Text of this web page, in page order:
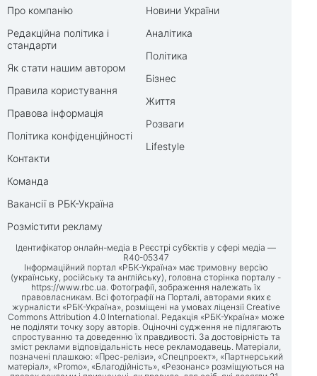
Про компанію
Редакційна політика і
стандарти
Як стати нашим автором
Правила користування
Правова інформація
Політика конфіденційності
Контакти
Команда
Вакансії в РБК-Україна
Розмістити рекламу
Новини України
Аналітика
Політика
Бізнес
Життя
Розваги
Lifestyle
Ідентифікатор онлайн-медіа в Реєстрі суб’єктів у сфері медіа —
R40-05347
Інформаційний портал «РБК-Україна» має тримовну версію
(українську, російську та англійську), головна сторінка порталу -
https://www.rbc.ua. Фотографії, зображення належать їх
правовласникам. Всі фотографії на Порталі, авторами яких є
журналісти «РБК-Україна», розміщені на умовах ліцензії Creative
Commons Attribution 4.0 International. Редакція «РБК-Україна» може
не поділяти точку зору авторів. Оціночні судження не підлягають
спростуванню та доведенню їх правдивості. За достовірність та
зміст реклами відповідальність несе рекламодавець. Матеріали,
позначені плашкою: «Прес-релізи», «Спецпроект», «Партнерський
матеріал», «Promo», «Благодійність», «Резонанс» розміщуються на